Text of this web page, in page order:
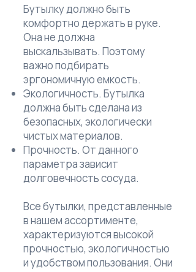
Бутылку должно быть
комфортно держать в руке.
Она не должна
выскальзывать. Поэтому
важно подбирать
эргономичную емкость.
Экологичность. Бутылка
должна быть сделана из
безопасных, экологически
чистых материалов.
Прочность. От данного
параметра зависит
долговечность сосуда.
Все бутылки, представленные
в нашем ассортименте,
характеризуются высокой
прочностью, экологичностью
и удобством пользования. Они